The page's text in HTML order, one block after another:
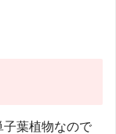
子葉植物なので